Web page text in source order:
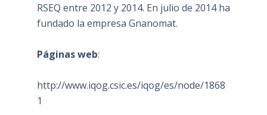
RSEQ entre 2012 y 2014. En julio de 2014 ha
fundado la empresa Gnanomat.
Páginas web:
http://www.iqog.csic.es/iqog/es/node/1868
1